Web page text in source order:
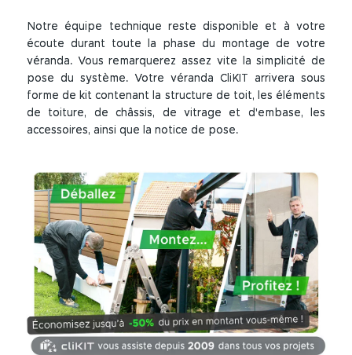
Notre équipe technique reste disponible et à votre
écoute durant toute la phase du montage de votre
véranda. Vous remarquerez assez vite la simplicité de
pose du système. Votre véranda CliKIT arrivera sous
forme de kit contenant la structure de toit, les éléments
de toiture, de châssis, de vitrage et d'embase, les
accessoires, ainsi que la notice de pose.